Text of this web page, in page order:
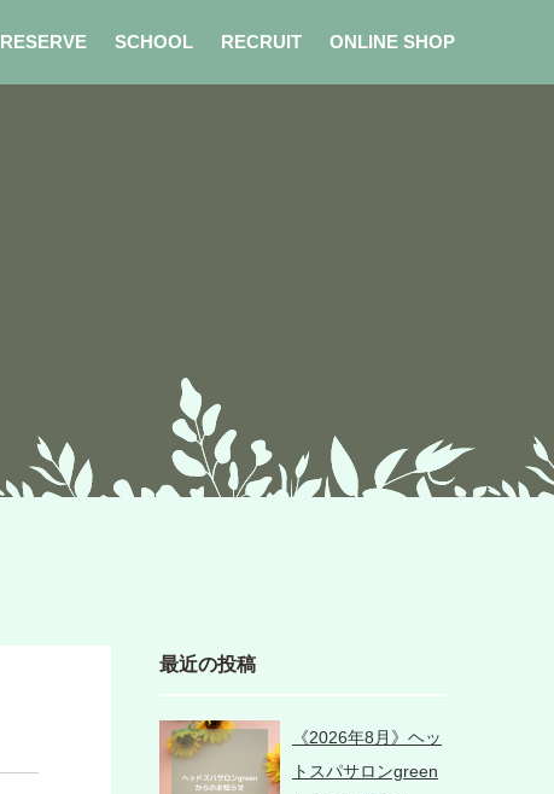
RESERVE SCHOOL RECRUIT ONLINE SHOP
最近の投稿
《2026年8月》ヘッ
トスパサロンgreen